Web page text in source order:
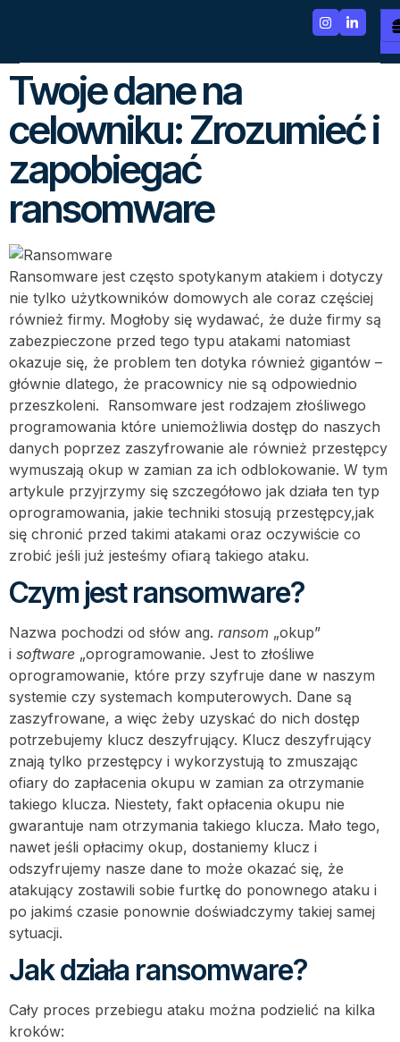
Twoje dane na
celowniku: Zrozumieć i
zapobiegać
ransomware
Ransomware jest często spotykanym atakiem i dotyczy
nie tylko użytkowników domowych ale coraz częściej
również firmy. Mogłoby się wydawać, że duże firmy są
zabezpieczone przed tego typu atakami natomiast
okazuje się, że problem ten dotyka również gigantów –
głównie dlatego, że pracownicy nie są odpowiednio
przeszkoleni. Ransomware jest rodzajem złośliwego
programowania które uniemożliwia dostęp do naszych
danych poprzez zaszyfrowanie ale również przestępcy
wymuszają okup w zamian za ich odblokowanie. W tym
artykule przyjrzymy się szczegółowo jak działa ten typ
oprogramowania, jakie techniki stosują przestępcy,jak
się chronić przed takimi atakami oraz oczywiście co
zrobić jeśli już jesteśmy ofiarą takiego ataku.
Czym jest ransomware?
Nazwa pochodzi od słów ang. ransom „okup”
i software „oprogramowanie. Jest to złośliwe
oprogramowanie, które przy szyfruje dane w naszym
systemie czy systemach komputerowych. Dane są
zaszyfrowane, a więc żeby uzyskać do nich dostęp
potrzebujemy klucz deszyfrujący. Klucz deszyfrujący
znają tylko przestępcy i wykorzystują to zmuszając
ofiary do zapłacenia okupu w zamian za otrzymanie
takiego klucza. Niestety, fakt opłacenia okupu nie
gwarantuje nam otrzymania takiego klucza. Mało tego,
nawet jeśli opłacimy okup, dostaniemy klucz i
odszyfrujemy nasze dane to może okazać się, że
atakujący zostawili sobie furtkę do ponownego ataku i
po jakimś czasie ponownie doświadczymy takiej samej
sytuacji.
Jak działa ransomware?
Cały proces przebiegu ataku można podzielić na kilka
kroków: